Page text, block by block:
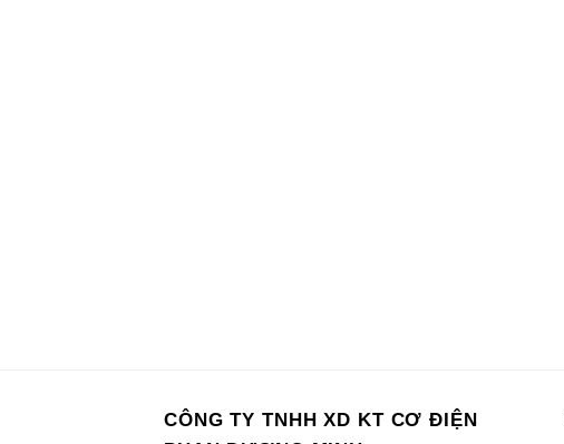
CÔNG TY TNHH XD KT CƠ ĐIỆN